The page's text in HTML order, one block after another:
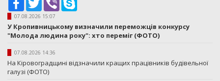
07.08.2026 15:07
У Кропивницькому визначили переможців конкурсу
"Молода людина року": хто переміг (ФОТО)
07.08.2026 14:36
На Кіровоградщині відзначили кращих працівників будівельної
галузі (ФОТО)